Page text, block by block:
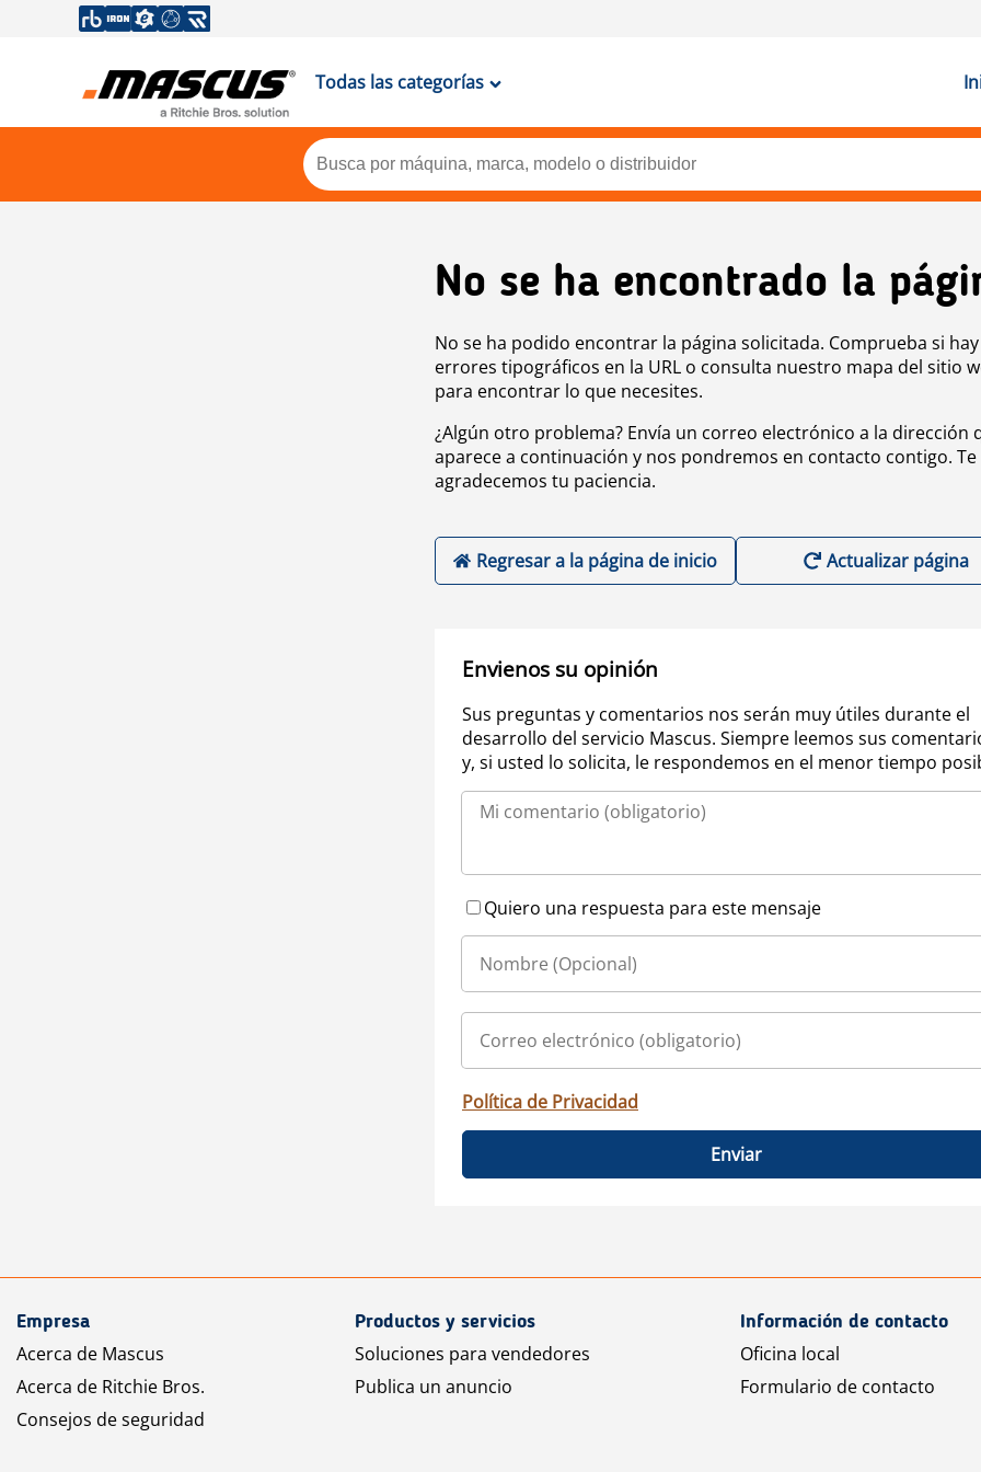
Todas las categorías
No se ha encontrado la
No se ha podido encontrar la página solicitada. Comprueba si hay
errores tipográficos en la URL o consulta nuestro mapa del sitio
para encontrar lo que necesites.
¿Algún otro problema? Envía un correo electrónico a la dirección
aparece a continuación y nos pondremos en contacto contigo. Te
agradecemos tu paciencia.
Regresar a la página de inicio Actualizar página
Envienos su opinión
Sus preguntas y comentarios nos serán muy útiles durante el
desarrollo del servicio Mascus. Siempre leemos sus
y, si usted lo solicita, le respondemos en el menor tiempo
Quiero una respuesta para este mensaje
Política de Privacidad
Enviar
Empresa
Acerca de Mascus
Acerca de Ritchie Bros.
Consejos de seguridad
Productos y servicios
Soluciones para vendedores
Publica un anuncio
Información de contacto
Oficina local
Formulario de contacto